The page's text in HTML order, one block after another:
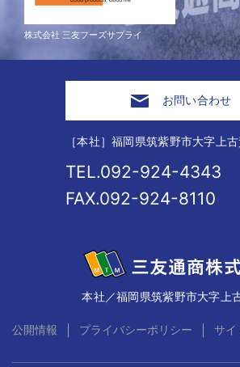
株式会社 三友フーズサプライ
お問い合わせ
［本社］福岡県筑紫野市大字上
TEL.092-924-4343
FAX.092-924-8110
本社／福岡県筑紫野市大字上
公開情報 ｜ プライバシーポリシー ｜ サイ